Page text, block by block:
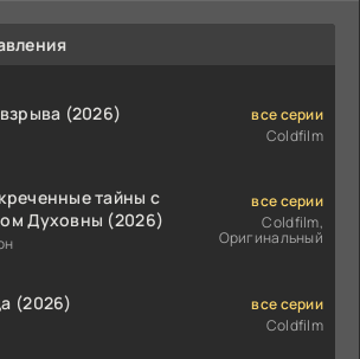
(2026)
все серии
Coldfilm
тайны с
Духовны (2026)
все серии
Coldfilm,
Оригинальный
(2026)
все серии
Coldfilm